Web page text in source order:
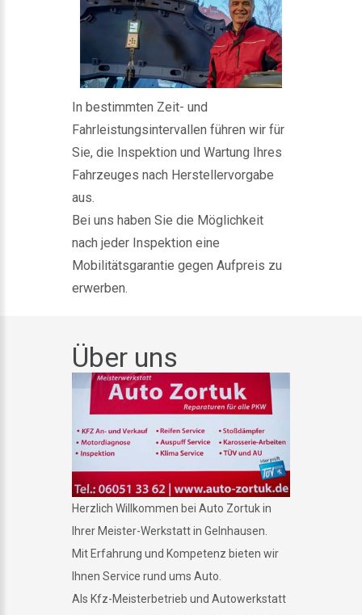
In bestimmten Zeit- und
Fahrleistungsintervallen führen wir für
Sie, die Inspektion und Wartung Ihres
Fahrzeuges nach Herstellervorgabe
aus.
Bei uns haben Sie die Möglichkeit
nach jeder Inspektion eine
Mobilitätsgarantie gegen Aufpreis zu
erwerben.
Über uns
Herzlich Willkommen bei Auto Zortuk in
Ihrer Meister-Werkstatt in Gelnhausen.
Mit Erfahrung und Kompetenz bieten wir
Ihnen Service rund ums Auto.
Als Kfz-Meisterbetrieb und Autowerkstatt